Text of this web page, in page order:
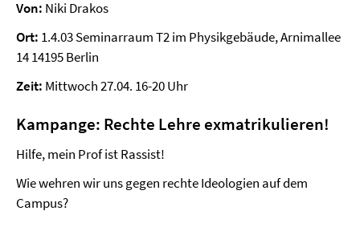
Von: Niki Drakos
Ort: 1.4.03 Seminarraum T2 im Physikgebäude, Arnimallee
14 14195 Berlin
Zeit: Mittwoch 27.04. 16-20 Uhr
Kampange: Rechte Lehre exmatrikulieren!
Hilfe, mein Prof ist Rassist!
Wie wehren wir uns gegen rechte Ideologien auf dem
Campus?